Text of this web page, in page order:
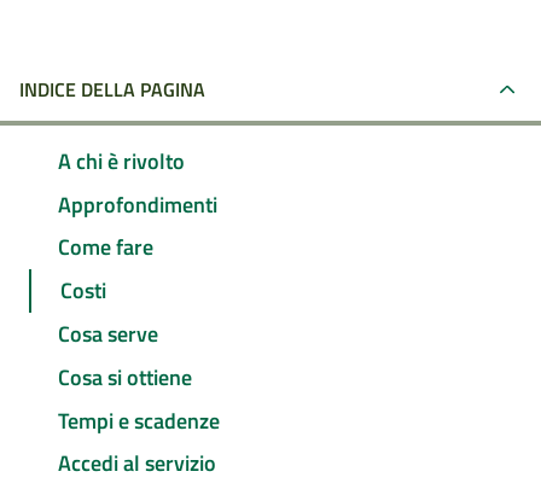
INDICE DELLA PAGINA
A chi è rivolto
Approfondimenti
Come fare
Costi
Cosa serve
Cosa si ottiene
Tempi e scadenze
Accedi al servizio